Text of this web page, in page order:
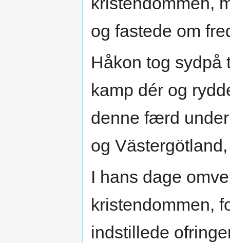
og fastede om
Håkon tog sydpå
kamp dér og
denne færd
og
I hans dage
kristendommen,
indstillede